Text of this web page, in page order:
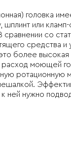
головка
шплинт или
сравнении со
средства
более
моющей
ротационную
к ней нужно